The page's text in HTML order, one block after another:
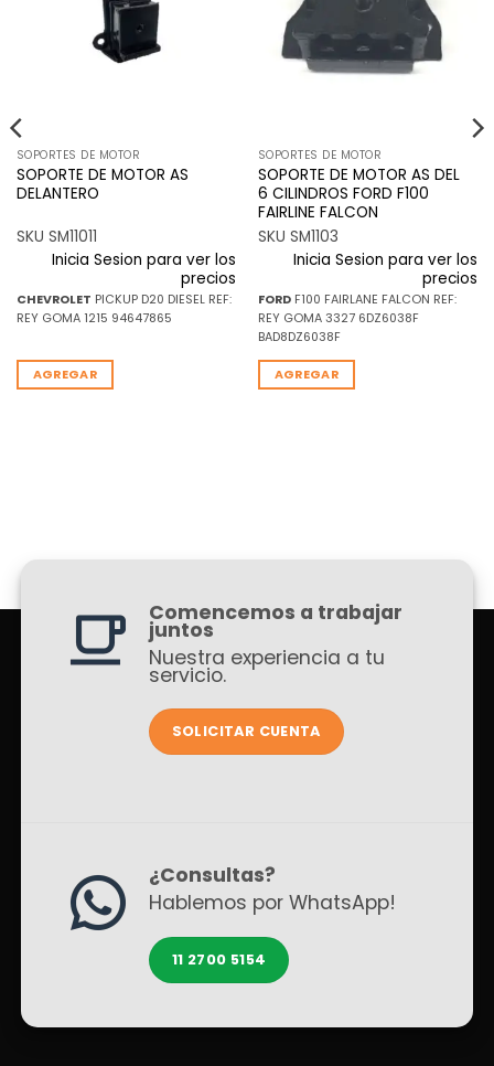
SOPORTES DE MOTOR
SOPORTE DE MOTOR AS
DELANTERO
SKU SM11011
Inicia Sesion para ver los
precios
CHEVROLET PICKUP D20 DIESEL REF:
REY GOMA 1215 94647865
AGREGAR
lista de
deseos
SOPORTES DE MOTOR
SOPORTE DE MOTOR AS DEL
6 CILINDROS FORD F100
FAIRLINE FALCON
SKU SM1103
Inicia Sesion para ver los
precios
FORDF100 FAIRLANE FALCON REF:
REY GOMA 3327 6DZ6038F
BAD8DZ6038F
AGREGAR
Comencemos a trabajar
juntos
Nuestra experiencia a tu
servicio.
SOLICITAR CUENTA
¿Consultas?
Hablemos por WhatsApp!
11 2700 5154